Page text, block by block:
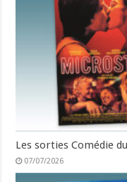
Les sorties Comédie
07/07/2026